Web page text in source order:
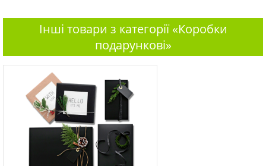
Інші товари з категорії «Коробки
подарункові»